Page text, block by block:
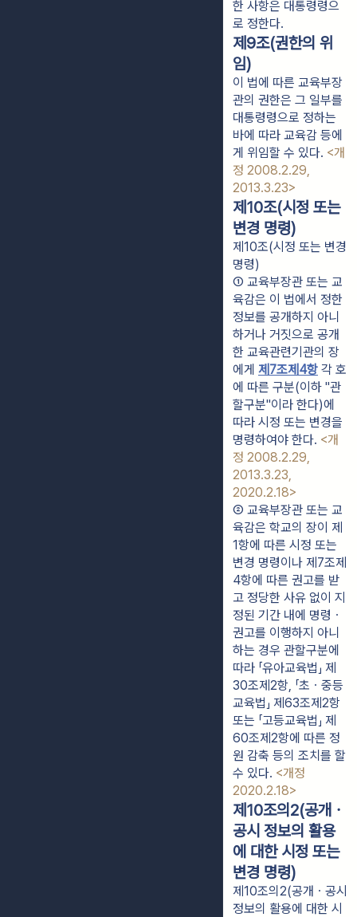
한 사항은 대통령령으
로 정한다.
제9조(권한의 위
임)
이 법에 따른 교육부장
관의 권한은 그 일부를
대통령령으로 정하는
바에 따라 교육감 등에
게 위임할 수 있다. <개
정 2008.2.29,
2013.3.23>
제10조(시정 또는
변경 명령)
제10조(시정 또는 변경
명령)
① 교육부장관 또는 교
육감은 이 법에서 정한
정보를 공개하지 아니
하거나 거짓으로 공개
한 교육관련기관의 장
에게 제7조제4항 각 호
에 따른 구분(이하 "관
할구분"이라 한다)에
따라 시정 또는 변경을
명령하여야 한다. <개
정 2008.2.29,
2013.3.23,
2020.2.18>
② 교육부장관 또는 교
육감은 학교의 장이 제
1항에 따른 시정 또는
변경 명령이나 제7조제
4항에 따른 권고를 받
고 정당한 사유 없이 지
정된 기간 내에 명령ㆍ
권고를 이행하지 아니
하는 경우 관할구분에
따라 「유아교육법」 제
30조제2항, 「초ㆍ중등
교육법」 제63조제2항
또는 「고등교육법」 제
60조제2항에 따른 정
원 감축 등의 조치를 할
수 있다. <개정
2020.2.18>
제10조의2(공개ㆍ
공시 정보의 활용
에 대한 시정 또는
변경 명령)
제10조의2(공개ㆍ공시
정보의 활용에 대한 시